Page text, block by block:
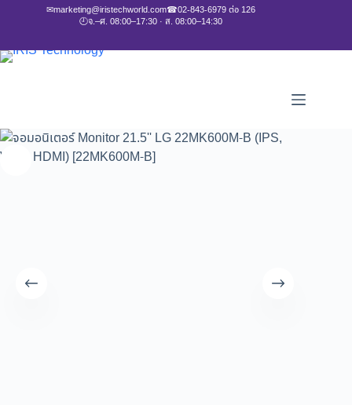
✉marketing@iristechworld.com☎02-843-6979 ต่อ 126
🕘จ.–ศ. 08:00–17:30 · ส. 08:00–14:30